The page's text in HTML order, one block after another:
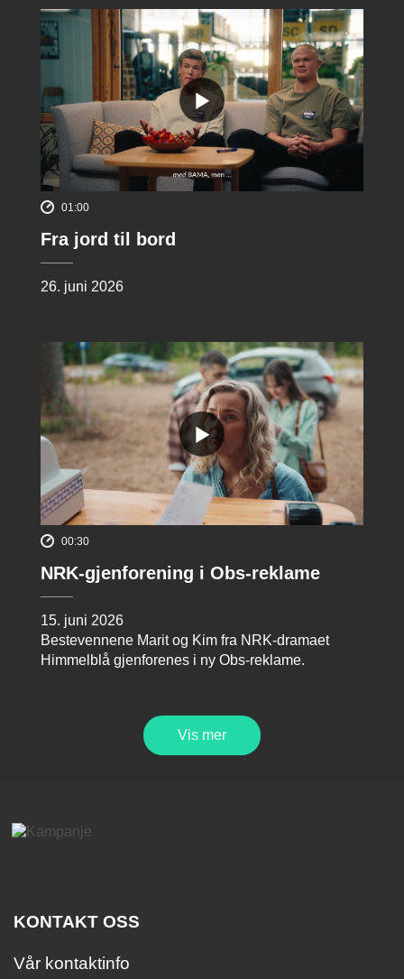
01:00
Fra jord til bord
26. juni 2026
00:30
NRK-gjenforening i Obs-reklame
15. juni 2026
Bestevennene Marit og Kim fra NRK-dramaet
Himmelblå gjenforenes i ny Obs-reklame.
Vis mer
KONTAKT OSS
Vår kontaktinfo